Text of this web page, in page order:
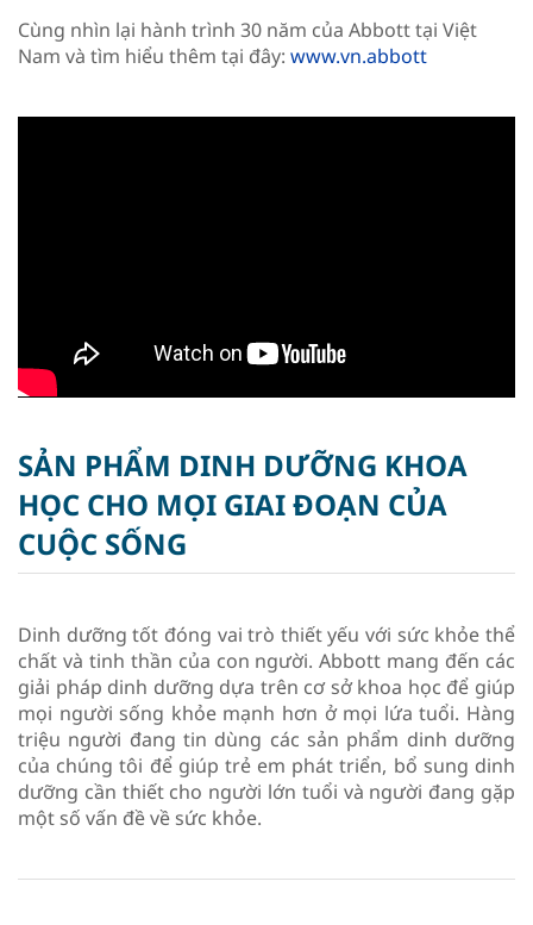
Cùng nhìn lại hành trình 30 năm của Abbott tại Việt
Nam và tìm hiểu thêm tại đây: www.vn.abbott
SẢN PHẨM DINH DƯỠNG KHOA
HỌC CHO MỌI GIAI ĐOẠN CỦA
CUỘC SỐNG
Dinh dưỡng tốt đóng vai trò thiết yếu với sức khỏe thể
chất và tinh thần của con người. Abbott mang đến các
giải pháp dinh dưỡng dựa trên cơ sở khoa học để giúp
mọi người sống khỏe mạnh hơn ở mọi lứa tuổi. Hàng
triệu người đang tin dùng các sản phẩm dinh dưỡng
của chúng tôi để giúp trẻ em phát triển, bổ sung dinh
dưỡng cần thiết cho người lớn tuổi và người đang gặp
một số vấn đề về sức khỏe.